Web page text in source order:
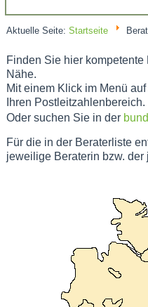
Aktuelle Seite:Startseite
Finden Sie hier
Nähe.
Mit einem Klick im Menü
Ihren Postleitzahlenbereich.
Oder suchen Sie in der
Für die in der Beraterliste
jeweilige Beraterin bzw.